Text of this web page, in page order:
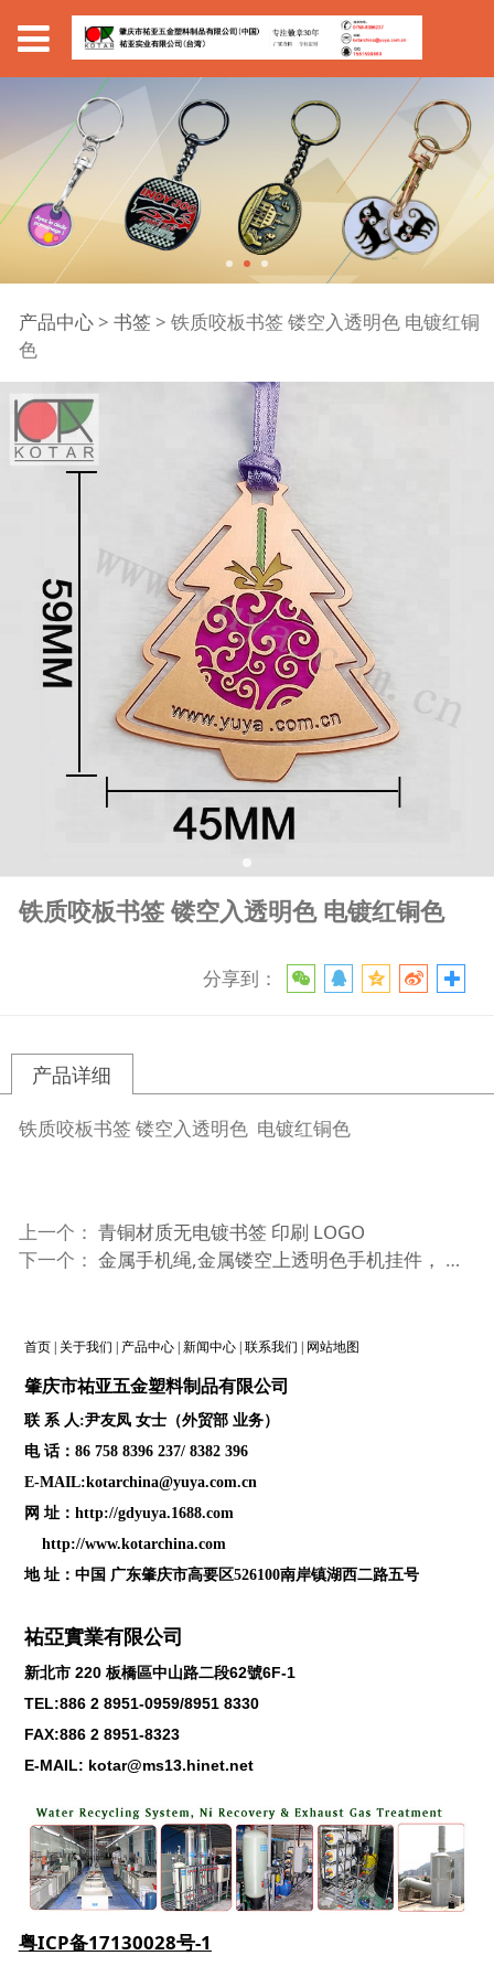
铁质咬板书签 镂空入透
明色 电镀红铜色
产品中心> 书签 > 铁质咬板书签 镂空入透明色 电镀红铜
色
铁质咬板书签 镂空入透明色 电镀红铜色
分享到：
产品详细
铁质咬板书签 镂空入透明色 电镀红铜色
上一个： 青铜材质无电镀书签 印刷 LOGO
下一个： 金属手机绳,金属镂空上透明色手机挂件， 包包吊饰
首页| 关于我们 | 产品中心| 新闻中心| 联系我们 | 网站地图
肇庆市祐亚五金塑料制品有限公司
联 系 人:尹友凤 女士（外贸部 业务）
电 话：86 758 8396 237/ 8382 396
E-MAIL:kotarchina@yuya.com.cn
网 址： http://gdyuya.1688.com
http://www.kotarchina.com
地 址：中国 广东肇庆市高要区526100南岸镇湖西二路五号
祐亞實業有限公司
新北市220 板橋區中山路二段62號6F-1
TEL:886 2 8951-0959/8951 8330
FAX:886 2 8951-8323
E-MAIL: kotar@ms13.hinet.net
粤ICP备17130028号-1